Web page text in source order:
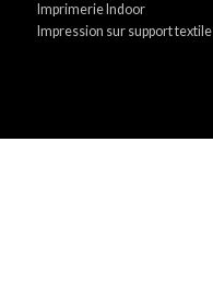
Imprimerie Indoor
Impression sur support textile